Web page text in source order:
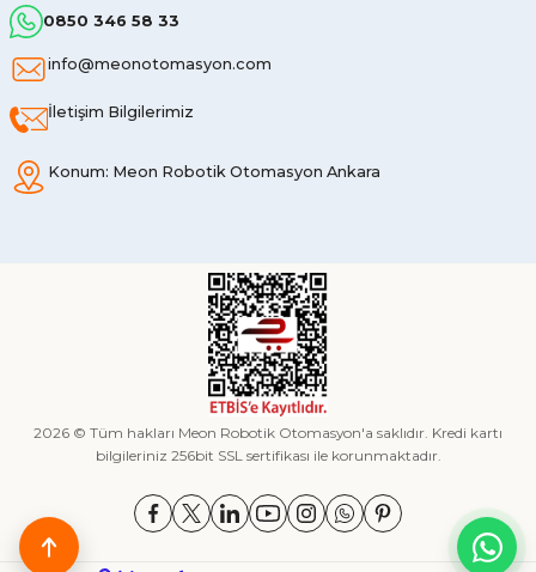
0850 346 58 33
info@meonotomasyon.com
İletişim Bilgilerimiz
Konum: Meon Robotik Otomasyon Ankara
2026 © Tüm hakları Meon Robotik Otomasyon'a saklıdır. Kredi kartı
bilgileriniz 256bit SSL sertifikası ile korunmaktadır.